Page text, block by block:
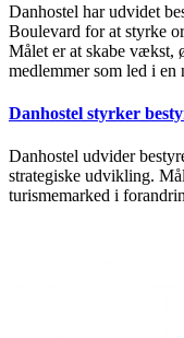
Danhostel har udvidet
Boulevard for at styrke
Målet er at skabe vækst,
medlemmer som led i en
Danhostel styrker
Danhostel udvider
strategiske udvikling.
turismemarked i